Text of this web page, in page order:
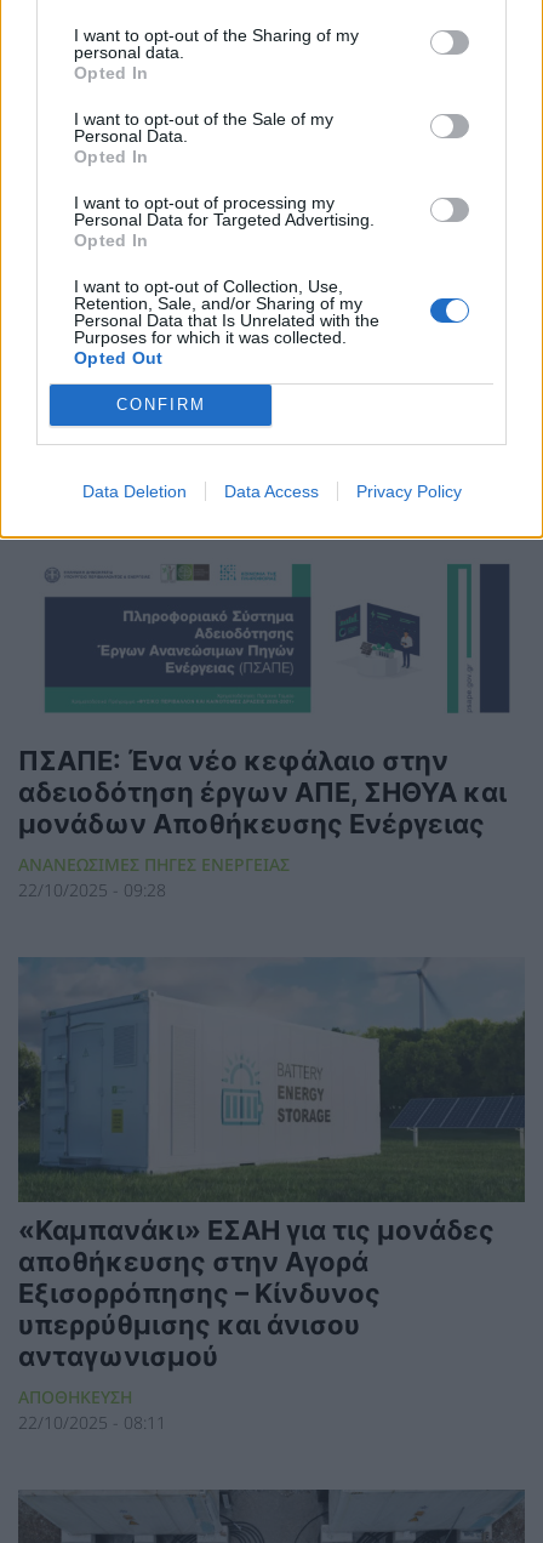
I want to opt-out of the Sharing of my
personal data.
Opted In
I want to opt-out of the Sale of my
Personal Data.
Opted In
I want to opt-out of processing my
Personal Data for Targeted Advertising.
Opted In
I want to opt-out of Collection, Use,
Retention, Sale, and/or Sharing of my
Personal Data that Is Unrelated with the
Purposes for which it was collected.
Opted Out
CONFIRM
Data Deletion Data Access Privacy Policy
Τσάφος: Άμεσα η Υπουργική για τον
μηχανισμό αντιστάθμισης
περικοπών
ΑΝΑΝΕΩΣΙΜΕΣ ΠΗΓΕΣ ΕΝΕΡΓΕΙΑΣ
ΠΣΑΠΕ: Ένα νέο κεφάλαιο στην
αδειοδότηση έργων ΑΠΕ, ΣΗΘΥΑ και
μονάδων Αποθήκευσης Ενέργειας
ΑΝΑΝΕΩΣΙΜΕΣ ΠΗΓΕΣ ΕΝΕΡΓΕΙΑΣ
22/10/2025 - 09:28
«Καμπανάκι» ΕΣΑΗ για τις μονάδες
αποθήκευσης στην Αγορά
Εξισορρόπησης – Κίνδυνος
υπερρύθμισης και άνισου
ανταγωνισμού
ΑΠΟΘΗΚΕΥΣΗ
22/10/2025 - 08:11